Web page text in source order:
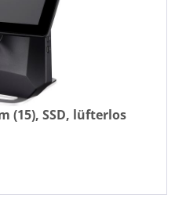
(15), SSD, lüfterlos